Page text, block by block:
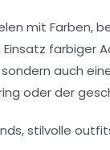
mit Farben,
farbiger
auch
oder der